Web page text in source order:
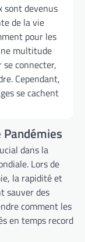
sont devenus
de la vie
pour les
multitude
connecter,
Cependant,
se cachent
dans la
Lors de
la rapidité et
sauver des
comment les
en temps record